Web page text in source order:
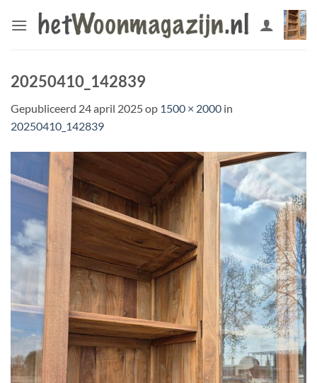
naar
20250410_142839
Gepubliceerd 24 april 2025op 1500 × 2000 in
20250410_142839